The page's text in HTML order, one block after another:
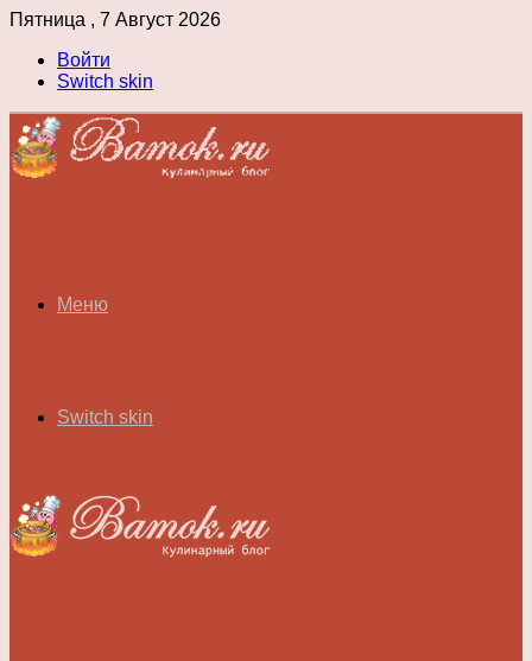
Пятница , 7 Август 2026
Войти
Switch skin
Меню
Switch skin